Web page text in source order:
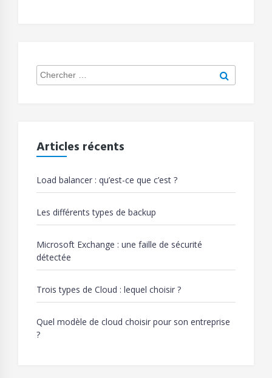
Search
for:
Articles récents
Load balancer : qu’est-ce que c’est ?
Les différents types de backup
Microsoft Exchange : une faille de sécurité
détectée
Trois types de Cloud : lequel choisir ?
Quel modèle de cloud choisir pour son entreprise
?